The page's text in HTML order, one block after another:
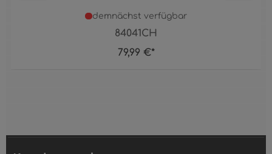
84041CH
demnächst verfügbar
79,99 €*